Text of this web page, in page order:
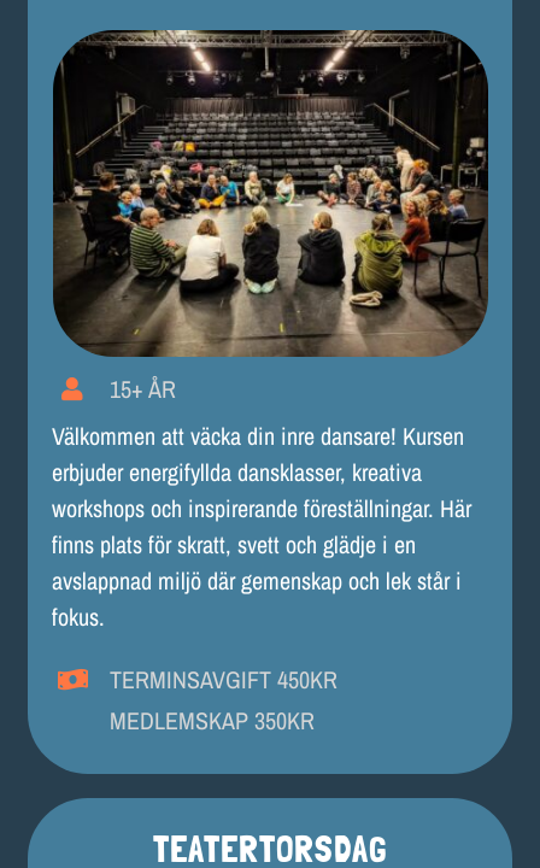
15+ ÅR
Välkommen att väcka din inre dansare! Kursen
erbjuder energifyllda dansklasser, kreativa
workshops och inspirerande föreställningar. Här
finns plats för skratt, svett och glädje i en
avslappnad miljö där gemenskap och lek står i
fokus.
TERMINSAVGIFT 450KR
MEDLEMSKAP 350KR
TEATERTORSDAG